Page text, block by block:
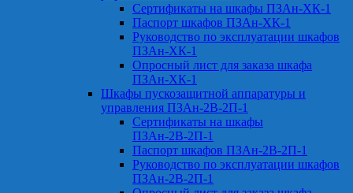
Сертификаты на шкафы ПЗАн-ХК-1
Паспорт шкафов ПЗАн-ХК-1
Руководство по эксплуатации шкафов
ПЗАн-ХК-1
Опросный лист для заказа шкафа
ПЗАн-ХК-1
Шкафы пускозащитной аппаратуры и
управления ПЗАн-2В-2П-1
Сертификаты на шкафы
ПЗАн-2В-2П-1
Паспорт шкафов ПЗАн-2В-2П-1
Руководство по эксплуатации шкафов
ПЗАн-2В-2П-1